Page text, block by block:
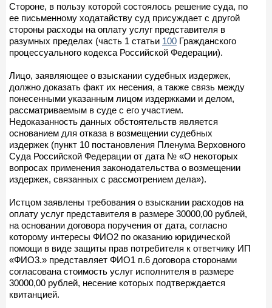
Стороне, в пользу которой состоялось решение суда, по
ее письменному ходатайству суд присуждает с другой
стороны расходы на оплату услуг представителя в
разумных пределах (часть 1 статьи 100 Гражданского
процессуального кодекса Российской Федерации).
Лицо, заявляющее о взыскании судебных издержек,
должно доказать факт их несения, а также связь между
понесенными указанным лицом издержками и делом,
рассматриваемым в суде с его участием.
Недоказанность данных обстоятельств является
основанием для отказа в возмещении судебных
издержек (пункт 10 постановления Пленума Верховного
Суда Российской Федерации от дата № «О некоторых
вопросах применения законодательства о возмещении
издержек, связанных с рассмотрением дела»).
Истцом заявлены требования о взыскании расходов на
оплату услуг представителя в размере 30000,00 рублей,
на основании договора поручения от дата, согласно
которому интересы ФИО2 по оказанию юридической
помощи в виде защиты прав потребителя к ответчику ИП
«ФИО3.» представляет ФИО1 п.6 договора сторонами
согласована стоимость услуг исполнителя в размере
30000,00 рублей, несение которых подтверждается
квитанцией.